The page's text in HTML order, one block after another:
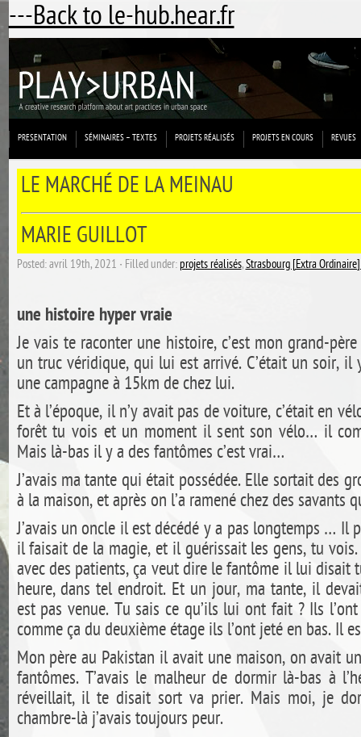
---Back to le-hub.hear.fr
PRESENTATION SÉMINAIRES – TEXTES PROJETS RÉALISÉS PROJETS EN COURS REVUES
LE MARCHÉ DE LA MEINAU
MARIE GUILLOT
Posted: avril 19th, 2021 ˑ Filled under:projets réalisés,Strasbourg [Extra
une histoire hyper vraie
Je vais te raconter une histoire, c’est mon grand-
un truc véridique, qui lui est arrivé. C’était un soir, il
une campagne à 15km de chez lui.
Et à l’époque, il n’y avait pas de voiture, c’était en
forêt tu vois et un moment il sent son vélo… il
Mais là-bas il y a des fantômes c’est vrai…
J’avais ma tante qui était possédée. Elle sortait des
à la maison, et après on l’a ramené chez des savants
J’avais un oncle il est décédé y a pas longtemps … Il
il faisait de la magie, et il guérissait les gens, tu
avec des patients, ça veut dire le fantôme il lui disait
heure, dans tel endroit. Et un jour, ma tante, il
est pas venue. Tu sais ce qu’ils lui ont fait ? Ils
comme ça du deuxième étage ils l’ont jeté en bas. Il
Mon père au Pakistan il avait une maison, on avait
fantômes. T’avais le malheur de dormir là-bas à
réveillait, il te disait sort va prier. Mais moi, je
chambre-là j’avais toujours peur.